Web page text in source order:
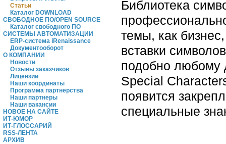
Статьи
Каталог DOWNLOAD
СВОБОДНОЕ ПО/OPEN SOURCE
Каталог свободного ПО
СИСТЕМЫ АВТОМАТИЗАЦИИ
ERP-система iRenaissance
Документооборот
О КОМПАНИИ
Новости
Отзывы заказчиков
Лицензии
Наши координаты
Программа партнерства
Наши партнеры
Наши вакансии
НОВОЕ НА САЙТЕ
ИТ-ЮМОР
ИТ-ГЛОССАРИЙ
RSS-ЛЕНТА
АРХИВ
Библиотека
темы, как
вставки
подобно любому
Special
появится
специальные